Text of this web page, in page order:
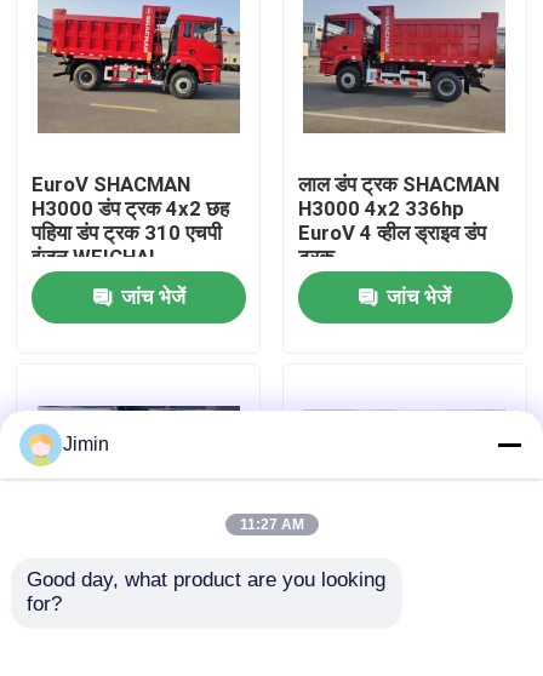
उत्पाद
कारखाना भ्रमण
गुणवत्ता नियंत्रण
समाचार
भारी डंप ट्रक
EuroV SHACMAN
H3000 डंप ट्रक 4x2 छह
पहिया डंप ट्रक 310 एचपी
इंजन WEICHAI
जांच भेजें
लाल डंप ट्रक SHACMAN
H3000 4x2 336hp
EuroV 4 व्हील ड्राइव डंप
ट्रक
जांच भेजें
H3000 लाइट डंप ट्रक
Jimin
11:27 AM
Good day, what product are you looking
for?